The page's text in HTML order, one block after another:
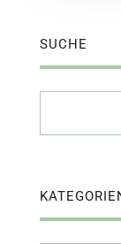
SUCHE